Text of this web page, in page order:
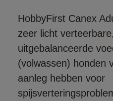
HobbyFirst Canex
zeer licht
uitgebalanceerde
(volwassen) honden
aanleg hebben voor